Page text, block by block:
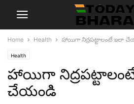
Home Health హాయిగా నిద్రపట్టాలంటే ఇలా
Health
హాయిగా
చేయండి